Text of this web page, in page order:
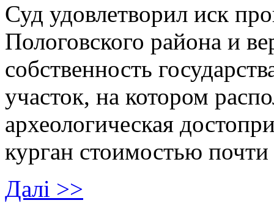
Суд удовлетворил иск
Пологовского района и
собственность
участок, на котором
археологическая
курган стоимостью
Далі >>